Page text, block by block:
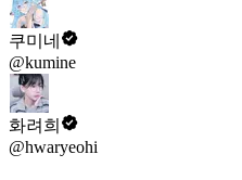
쿠미네
@kumine
화려희
@hwaryeohi